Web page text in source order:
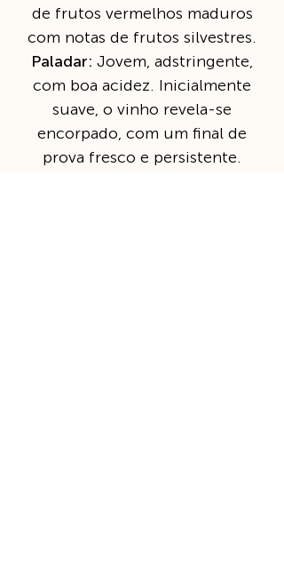
de frutos vermelhos maduros
com notas de frutos silvestres.
Paladar: Jovem, adstringente,
com boa acidez. Inicialmente
suave, o vinho revela-se
encorpado, com um final de
prova fresco e persistente.